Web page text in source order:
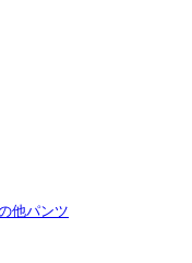
他パンツ